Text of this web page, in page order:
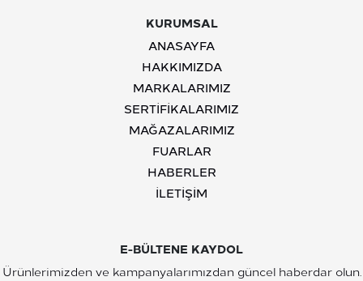
KURUMSAL
ANASAYFA
HAKKIMIZDA
MARKALARIMIZ
SERTIFIKALARIMIZ
MAĞAZALARIMIZ
FUARLAR
HABERLER
İLETIŞIM
E-BÜLTENE KAYDOL
Ürünlerimizden ve kampanyalarımızdan güncel haberdar olun.